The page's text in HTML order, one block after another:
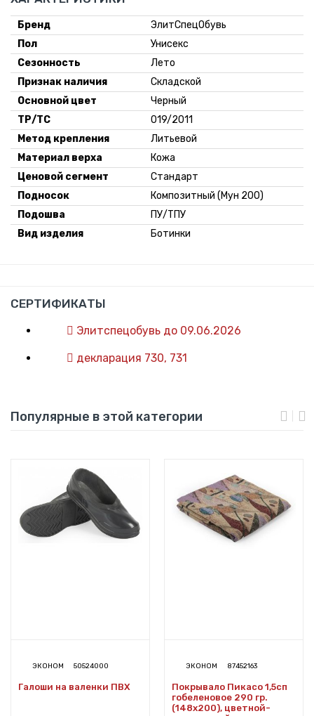
Бренд
ЭлитСпецОбувь
Пол
Унисекс
Сезонность
Лето
Признак наличия
Складской
Основной цвет
Черный
ТР/ТС
019/2011
Метод крепления
Литьевой
Материал верха
Кожа
Ценовой сегмент
Стандарт
Подносок
Композитный (Мун 200)
Подошва
ПУ/ТПУ
Вид изделия
Ботинки
СЕРТИФИКАТЫ
Элитспецобувь до 09.06.2026
декларация 730, 731
Популярные в этой категории
ЭКОНОМ 50524000
Галоши на валенки ПВХ
ЭКОНОМ 87452163
Покрывало Пикасо 1,5сп
гобеленовое 290 гр.
(148х200), цветной-